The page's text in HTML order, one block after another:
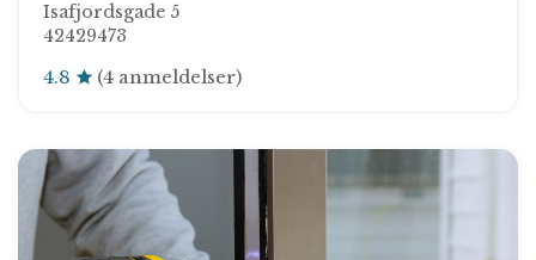
Isafjordsgade 5
42429473
4.8 (4 anmeldelser)